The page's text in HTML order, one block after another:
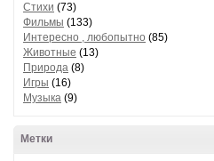
Стихи (73)
Фильмы (133)
Интересно , любопытно (85)
Животные (13)
Природа (8)
Игры (16)
Музыка (9)
Метки